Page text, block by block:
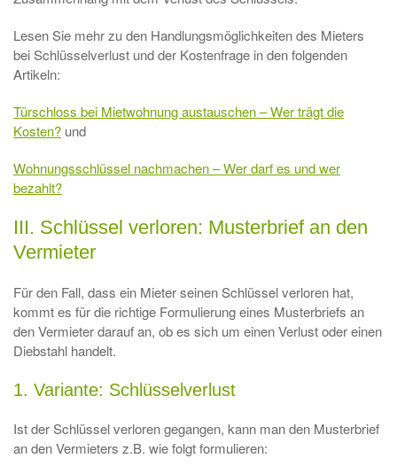
Lesen Sie mehr zu den Handlungsmöglichkeiten des Mieters
bei Schlüsselverlust und der Kostenfrage in den folgenden
Artikeln:
Türschloss bei Mietwohnung austauschen – Wer trägt die
Kosten? und
Wohnungsschlüssel nachmachen – Wer darf es und wer
bezahlt?
III. Schlüssel verloren: Musterbrief an den
Vermieter
Für den Fall, dass ein Mieter seinen Schlüssel verloren hat,
kommt es für die richtige Formulierung eines Musterbriefs an
den Vermieter darauf an, ob es sich um einen Verlust oder einen
Diebstahl handelt.
1. Variante: Schlüsselverlust
Ist der Schlüssel verloren gegangen, kann man den Musterbrief
an den Vermieters z.B. wie folgt formulieren: